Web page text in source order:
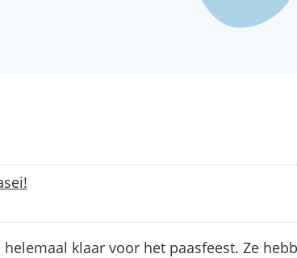
klaar voor het paasfeest. Ze